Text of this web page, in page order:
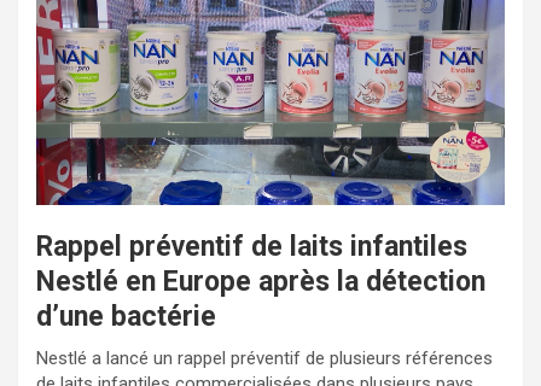
Rappel préventif de laits infantiles
Nestlé en Europe après la détection
d’une bactérie
Nestlé a lancé un rappel préventif de plusieurs références